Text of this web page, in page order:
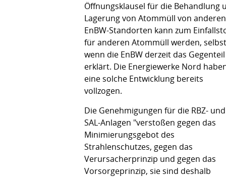
Öffnungsklausel für die Behandlung
Lagerung von Atommüll von anderen
EnBW-Standorten kann zum
für anderen Atommüll werden, selbst
wenn die EnBW derzeit das Gegenteil
erklärt. Die Energiewerke Nord
eine solche Entwicklung bereits
vollzogen.
Die Genehmigungen für die RBZ- und
SAL-Anlagen "verstoßen gegen das
Minimierungsgebot des
Strahlenschutzes, gegen das
Verursacherprinzip und gegen das
Vorsorgeprinzip, sie sind deshalb